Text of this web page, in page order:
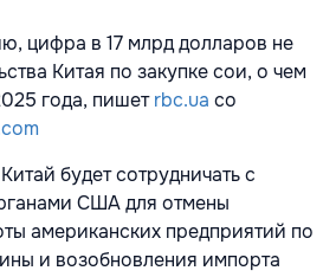
цифра в 17 млрд долларов не
Китая по закупке сои, о чем
года, пишетrbc.ua со
будет сотрудничать с
США для отмены
американских предприятий по
и возобновления импорта